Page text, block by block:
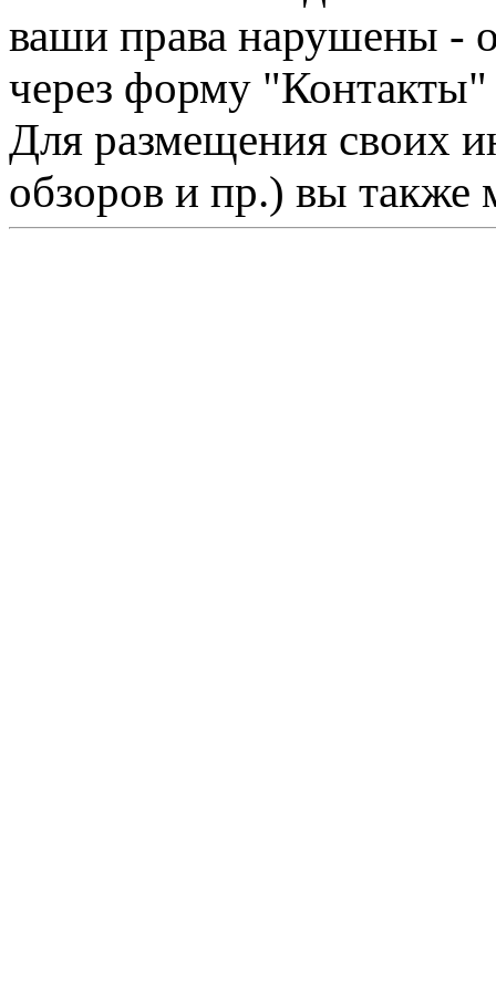
ваши права нарушены -
через форму "Контакты"
Для размещения своих
обзоров и пр.) вы также